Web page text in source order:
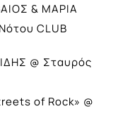
& ΜΑΡΙΑ
CLUB
@ Σταυρός
of Rock» @